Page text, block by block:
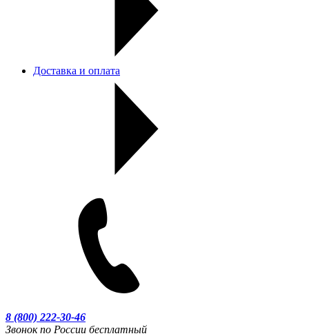
Доставка и оплата
8 (800) 222-30-46
Звонок по России бесплатный